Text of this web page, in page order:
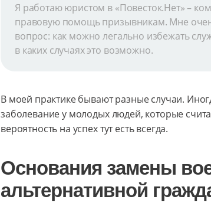
Я работаю юристом в «Повесток.Нет» –
правовую помощь призывникам. Мне
вопрос: как можно легально избежать
в каких случаях это возможно.
В моей практике бывают разные случаи.
заболевание у молодых людей, которые
вероятность на успех тут есть всегда.
Основания замены
альтернативной